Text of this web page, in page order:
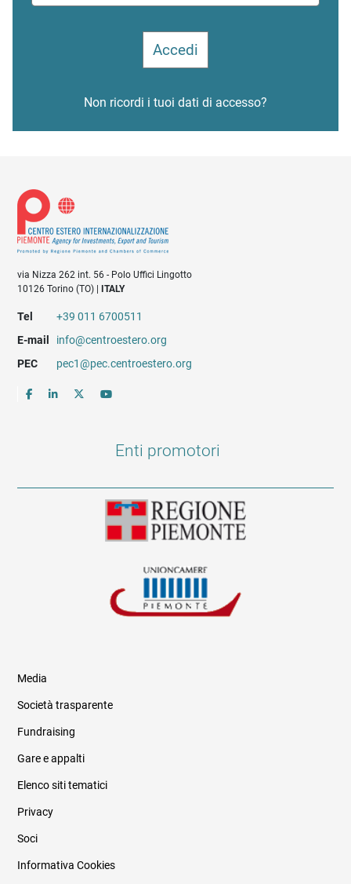
Non ricordi i tuoi dati di accesso?
via Nizza 262 int. 56 - Polo Uffici Lingotto
10126 Torino (TO) |
ITALY
Tel
+39 011 6700511
E-mail
info@centroestero.org
PEC
pec1@pec.centroestero.org
Enti promotori
Informazioni legali e trasparenza
Media
Società trasparente
Fundraising
Gare e appalti
Elenco siti tematici
Privacy
Soci
Informativa Cookies